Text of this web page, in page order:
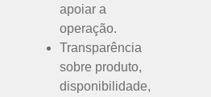
apoiar a
operação.
Transparência
sobre produto,
disponibilidade,